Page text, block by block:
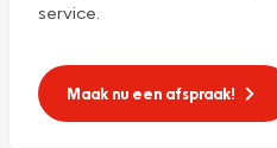
service.
Maak nu een afspraak!